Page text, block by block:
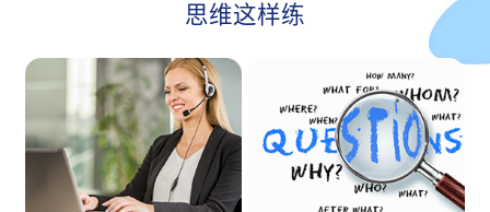
思维这样练